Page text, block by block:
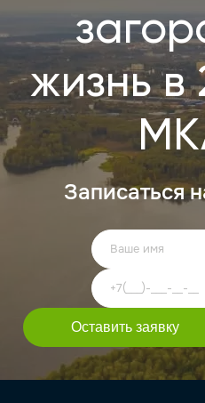
жизнь в
Записаться